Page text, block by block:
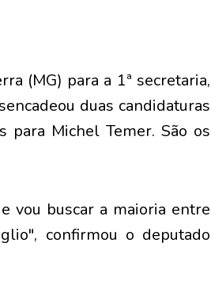
(MG) para a 1ª secretaria,
duas candidaturas
para Michel Temer. São os
vou buscar a maioria entre
confirmou o deputado